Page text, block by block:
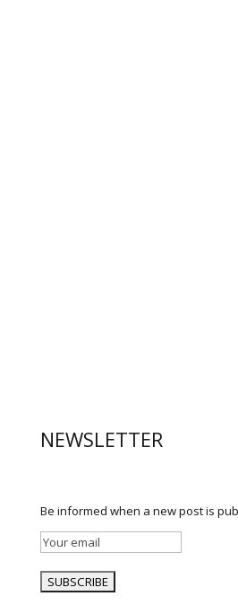
NEWSLETTER
Be informed when a new post is